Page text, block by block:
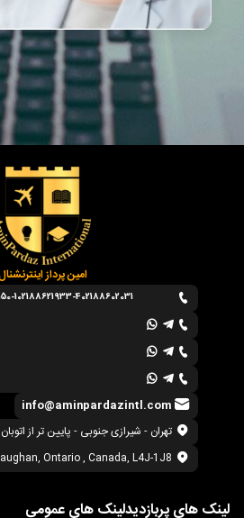
امین پرداز
info@aminpardazintl.com
102188621933-402188602031
تهران - شیرازی جنوبی - پایین تر از
Ontario , Canada, L4J-1J8
لینک های پربازدیدلینک های عمومی